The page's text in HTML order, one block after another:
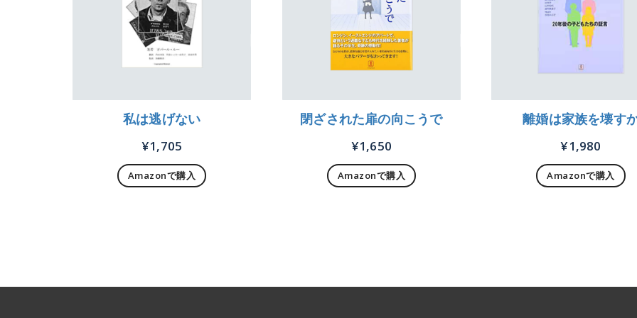
私は逃げない
¥1,705
Amazonで購入
閉ざされた扉の向こうで
¥1,650
Amazonで購入
離婚は家族を壊す
¥1,980
Amazonで購入